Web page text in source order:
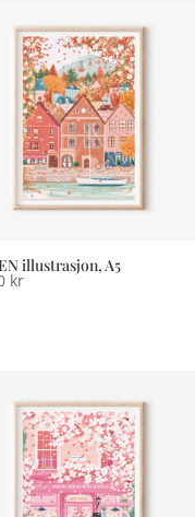
illustrasjon, A5
kr